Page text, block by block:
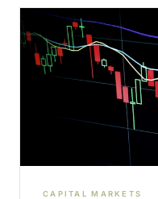
CAPITAL MARKETS